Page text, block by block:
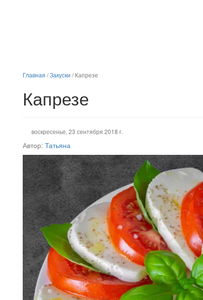
Главная /Закуски /Капрезе
Капрезе
воскресенье, 23 сентября 2018 г.
Автор: Татьяна